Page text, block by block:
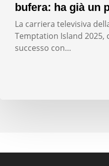
bufera: ha già un
La carriera televisiva
Temptation Island 2025,
successo con…